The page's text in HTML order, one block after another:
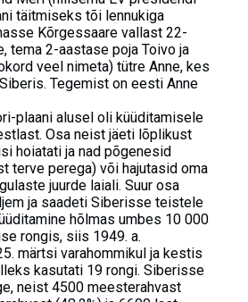
täitmiseks tõi lennukiga
Kõrgessaare vallast 22-
tema 2-aastase poja Toivo ja
veel nimeta) tütre Anne, kes
Tegemist on eesti Anne
plaani alusel oli küüditamisele
Osa neist jäeti lõplikust
hoiatati ja nad põgenesid
terve perega) või hajutasid oma
juurde laiali. Suur osa
ja saadeti Siberisse teistele
hõlmas umbes 10 000
rongis, siis 1949. a.
märtsi varahommikul ja kestis
kasutati 19 rongi. Siberisse
neist 4500 meesterahvast